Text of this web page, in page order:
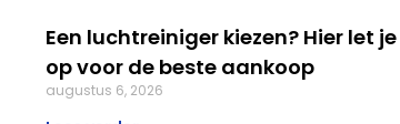
Een luchtreiniger kiezen? Hier let je
op voor de beste aankoop
augustus 6, 2026